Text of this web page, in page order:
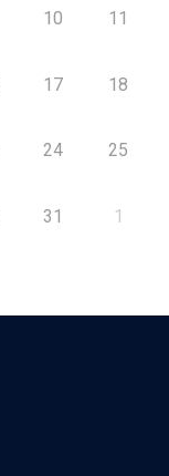
10 11
17 18
24 25
31 1